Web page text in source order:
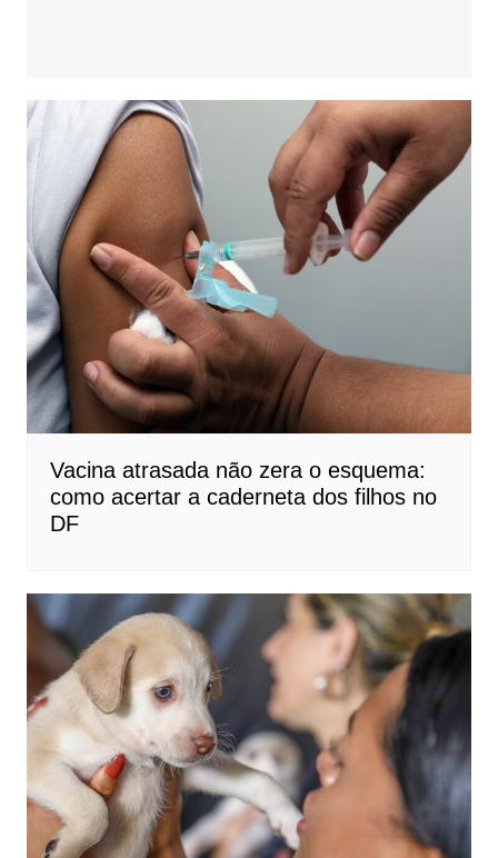
Vacina atrasada não zera o esquema:
como acertar a caderneta dos filhos no
DF